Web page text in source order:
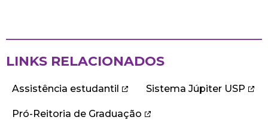
LINKS RELACIONADOS
Assistência estudantil Sistema Júpiter USP
Pró-Reitoria de Graduação